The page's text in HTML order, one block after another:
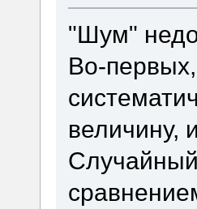
"Шум"
Во-
величину,